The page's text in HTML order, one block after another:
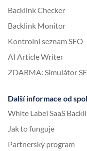
Backlink Checker
Backlink Monitor
Kontrolní seznam SEO
AI Article Writer
ZDARMA: Simulátor
Další informace od
White Label SaaS
Jak to funguje
Partnerský program